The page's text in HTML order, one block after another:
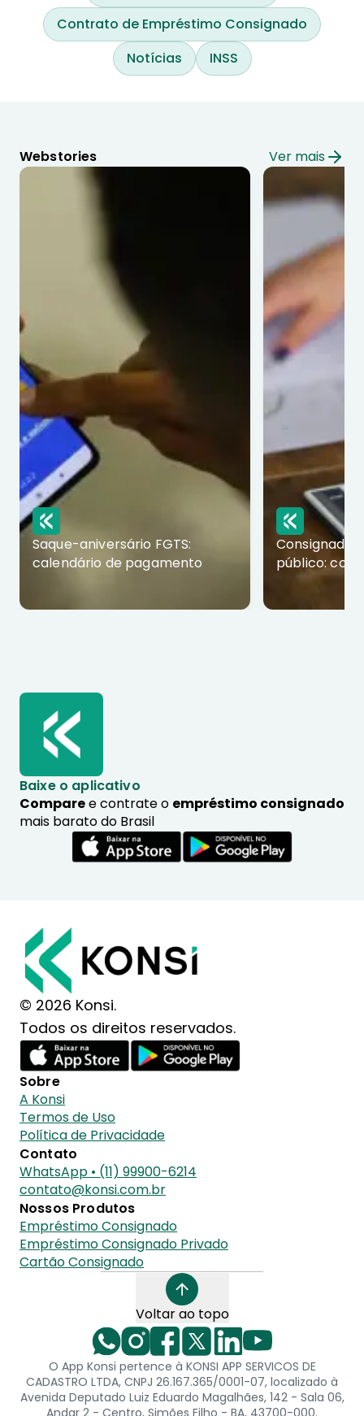
Contrato de Empréstimo Consignado
Notícias
INSS
Webstories Ver mais
Saque-aniversário FGTS:
calendário de pagamento
Consignado
público:
Baixe o aplicativo
Comparee contrate o empréstimo consignado
mais barato do Brasil
© 2026 Konsi.
Todos os direitos reservados.
Sobre
A Konsi
Termos de Uso
Política de Privacidade
Contato
WhatsApp • (11) 99900-6214
contato@konsi.com.br
Nossos Produtos
Empréstimo Consignado
Empréstimo Consignado Privado
Cartão Consignado
Voltar ao topo
O App Konsi pertence à KONSI APP SERVICOS DE
CADASTRO LTDA, CNPJ 26.167.365/0001-07, localizado à
Avenida Deputado Luiz Eduardo Magalhães, 142 - Sala 06,
Andar 2 - Centro, Simões Filho - BA, 43700-000.